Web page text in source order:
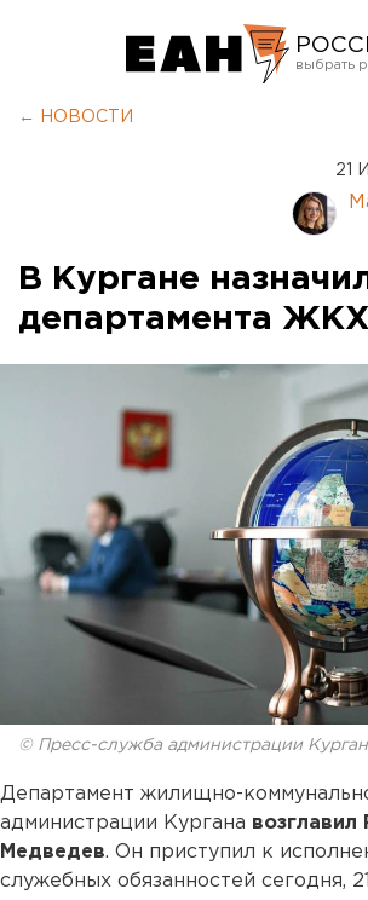
Курган
← НОВОСТИ
21
В Кургане
департамента ЖКХ
© Пресс-служба администрации
Департамент жилищно-
администрации Кургана возглавил
Медведев. Он приступил к
служебных обязанностей сегодня,